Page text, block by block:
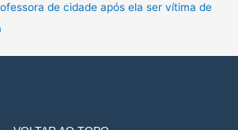
de cidade após ela ser vítima de